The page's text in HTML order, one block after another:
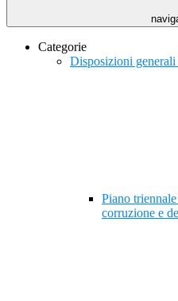
Categorie
Disposizioni generali
Piano
corruzione e